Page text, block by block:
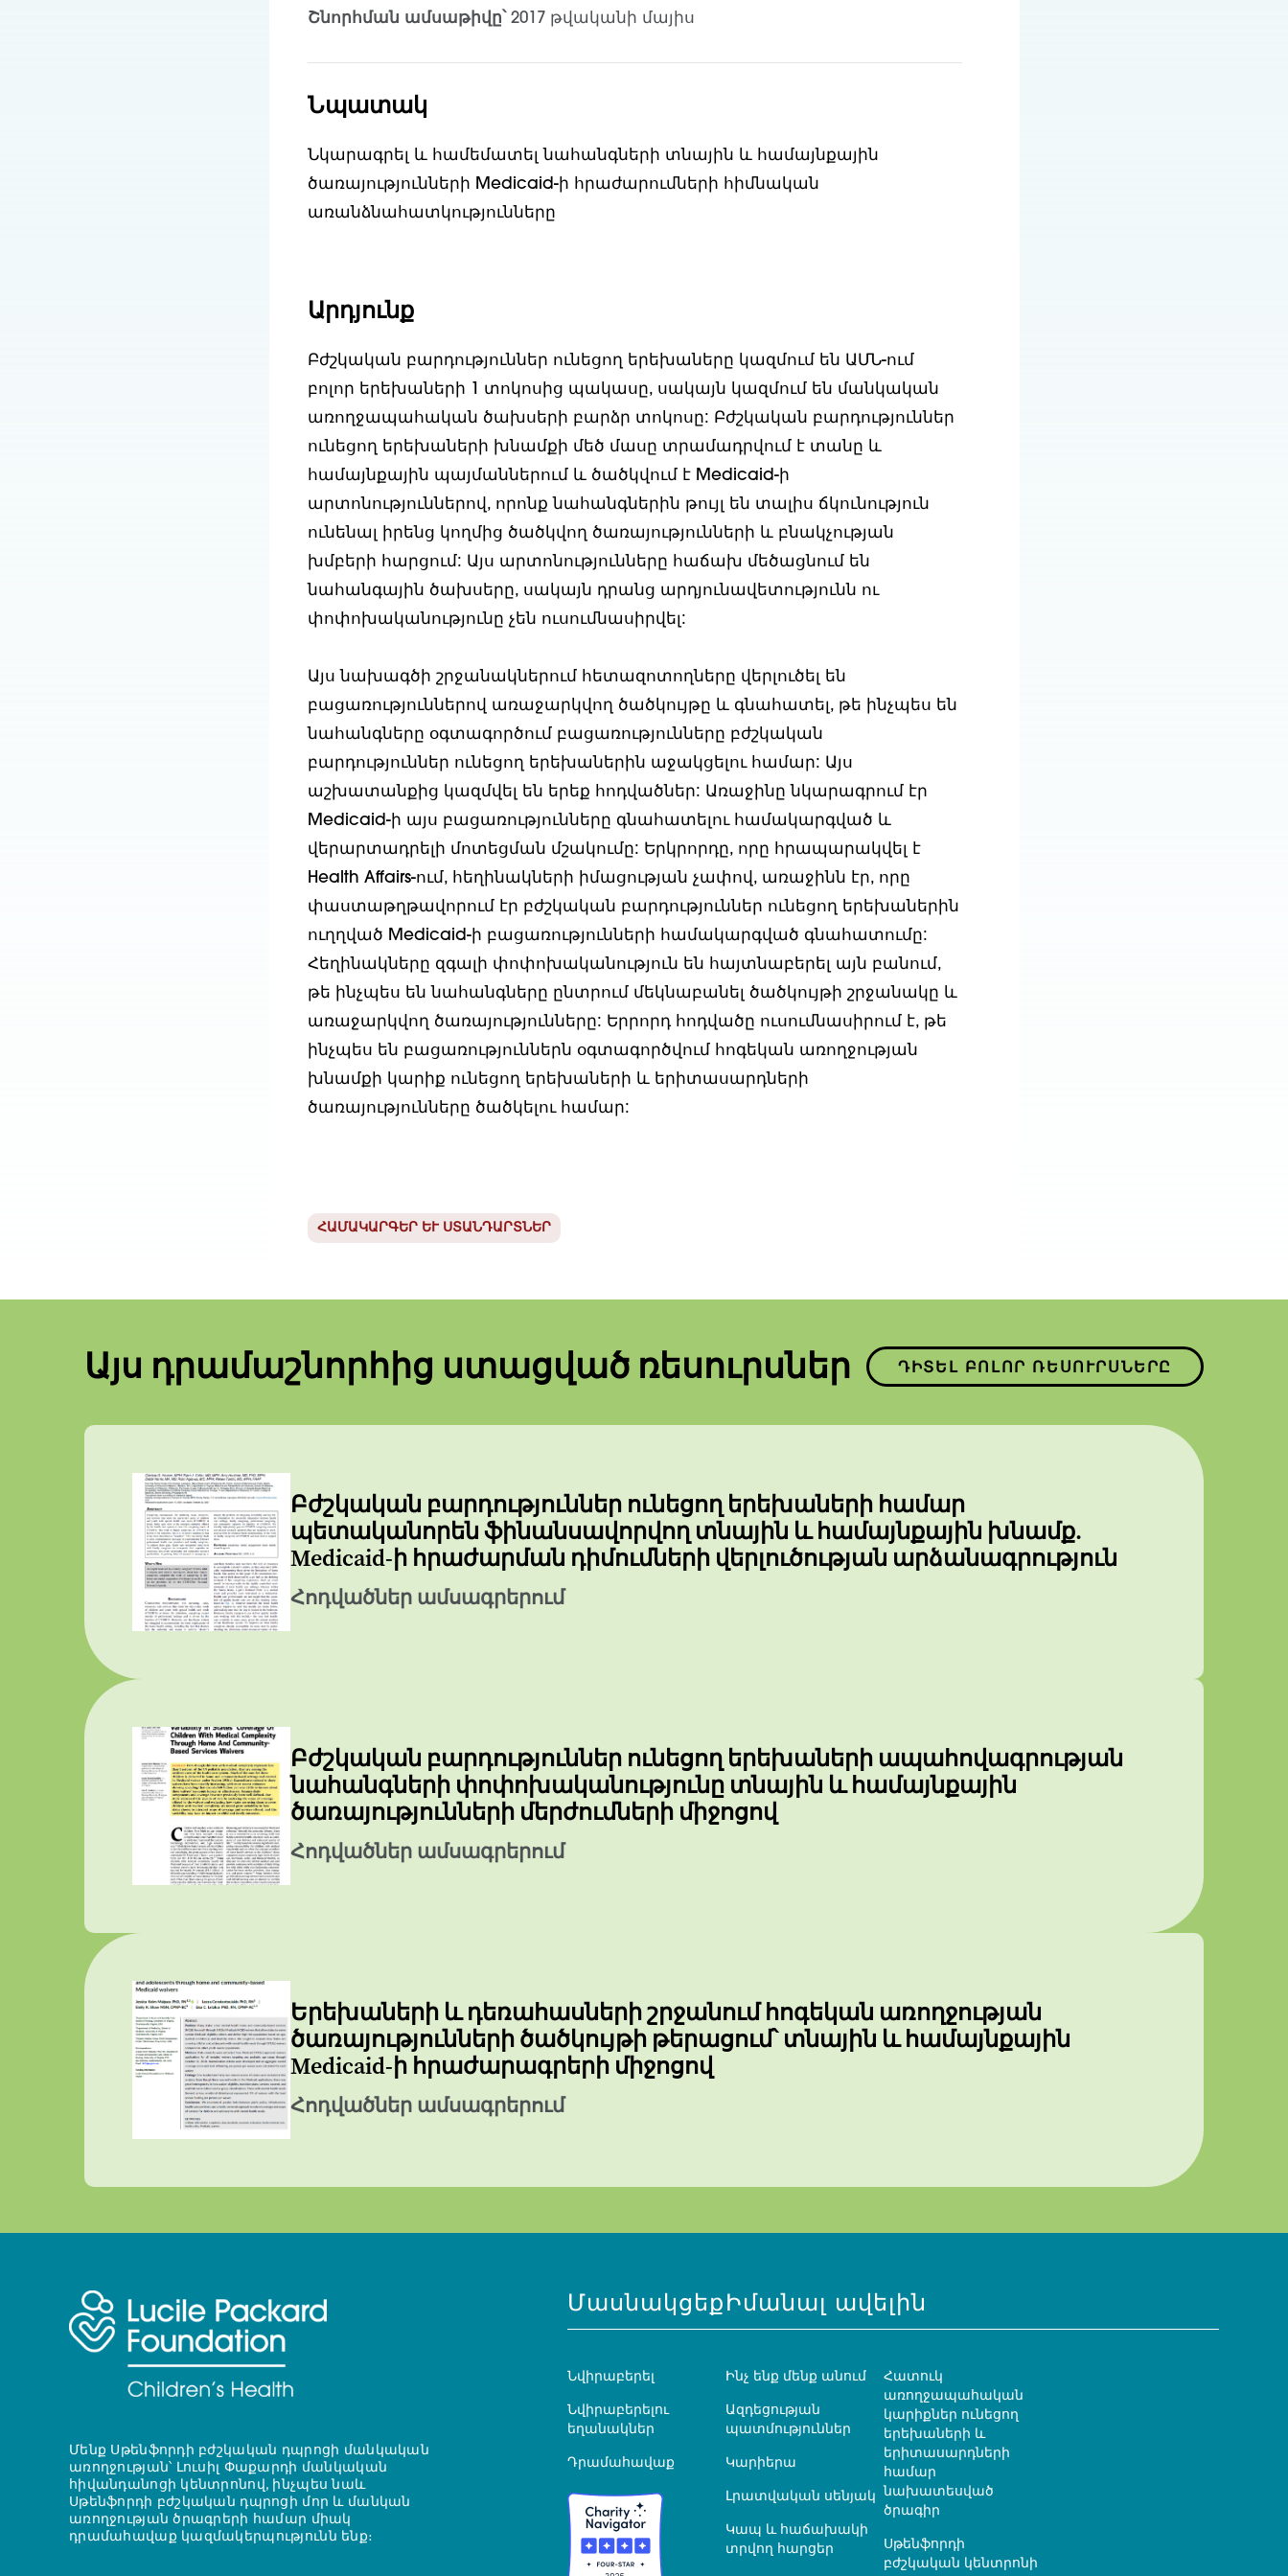
Շնորհման ամսաթիվը՝ 2017 թվականի մայիս
Նպատակ
Նկարագրել և համեմատել նահանգների տնային և համայնքային
ծառայությունների Medicaid-ի հրաժարումների հիմնական
առանձնահատկությունները
Արդյունք
Բժշկական բարդություններ ունեցող երեխաները կազմում են ԱՄՆ-ում
բոլոր երեխաների 1 տոկոսից պակասը, սակայն կազմում են մանկական
առողջապահական ծախսերի բարձր տոկոսը: Բժշկական բարդություններ
ունեցող երեխաների խնամքի մեծ մասը տրամադրվում է տանը և
համայնքային պայմաններում և ծածկվում է Medicaid-ի
արտոնություններով, որոնք նահանգներին թույլ են տալիս ճկունություն
ունենալ իրենց կողմից ծածկվող ծառայությունների և բնակչության
խմբերի հարցում: Այս արտոնությունները հաճախ մեծացնում են
նահանգային ծախսերը, սակայն դրանց արդյունավետությունն ու
փոփոխականությունը չեն ուսումնասիրվել:
Այս նախագծի շրջանակներում հետազոտողները վերլուծել են
բացառություններով առաջարկվող ծածկույթը և գնահատել, թե ինչպես են
նահանգները օգտագործում բացառությունները բժշկական
բարդություններ ունեցող երեխաներին աջակցելու համար: Այս
աշխատանքից կազմվել են երեք հոդվածներ: Առաջինը նկարագրում էր
Medicaid-ի այս բացառությունները գնահատելու համակարգված և
վերարտադրելի մոտեցման մշակումը: Երկրորդը, որը հրապարակվել է
Health Affairs-ում, հեղինակների իմացության չափով, առաջինն էր, որը
փաստաթղթավորում էր բժշկական բարդություններ ունեցող երեխաներին
ուղղված Medicaid-ի բացառությունների համակարգված գնահատումը:
Հեղինակները զգալի փոփոխականություն են հայտնաբերել այն բանում,
թե ինչպես են նահանգները ընտրում մեկնաբանել ծածկույթի շրջանակը և
առաջարկվող ծառայությունները: Երրորդ հոդվածը ուսումնասիրում է, թե
ինչպես են բացառություններն օգտագործվում հոգեկան առողջության
խնամքի կարիք ունեցող երեխաների և երիտասարդների
ծառայությունները ծածկելու համար:
ՀԱՄԱԿԱՐԳԵՐ ԵՒ ՍՏԱՆԴԱՐՏՆԵՐ
Այս դրամաշնորհից ստացված ռեսուրսներ ԴԻՏԵԼ ԲՈԼՈՐ ՌԵՍՈՒՐՍՆԵՐԸ
Բժշկական բարդություններ ունեցող երեխաների համար
պետականորեն ֆինանսավորվող տնային և համայնքային խնամք.
Medicaid-ի հրաժարման դիմումների վերլուծության արձանագրություն
Հոդվածներ ամսագրերում
Բժշկական բարդություններ ունեցող երեխաների ապահովագրության
նահանգների փոփոխականությունը տնային և համայնքային
ծառայությունների մերժումների միջոցով
Հոդվածներ ամսագրերում
Երեխաների և դեռահասների շրջանում հոգեկան առողջության
ծառայությունների ծածկույթի թերացում՝ տնային և համայնքային
Medicaid-ի հրաժարագրերի միջոցով
Հոդվածներ ամսագրերում
Մենք Սթենֆորդի բժշկական դպրոցի մանկական
առողջության՝ Լուսիլ Փաքարդի մանկական
հիվանդանոցի կենտրոնով, ինչպես նաև
Սթենֆորդի բժշկական դպրոցի մոր և մանկան
առողջության ծրագրերի համար միակ
դրամահավաք կազմակերպությունն ենք։
Մասնակցեք
Նվիրաբերել
Նվիրաբերելու
եղանակներ
Դրամահավաք
Իմանալ ավելին
Ինչ ենք մենք անում
Ազդեցության
պատմություններ
Կարիերա
Լրատվական սենյակ
Կապ և հաճախակի
տրվող հարցեր
Հատուկ
առողջապահական
կարիքներ ունեցող
երեխաների և
երիտասարդների
համար
նախատեսված
ծրագիր
Սթենֆորդի
բժշկական կենտրոնի